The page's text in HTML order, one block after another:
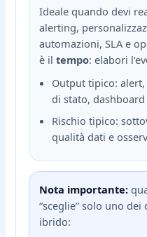
Ideale quando devi
alerting,
automazioni, SLA e
è iltempo: elabori
Output tipico:
di stato,
Rischio tipico:
qualità dati e
Nota importante:
“sceglie” solo uno
ibrido: